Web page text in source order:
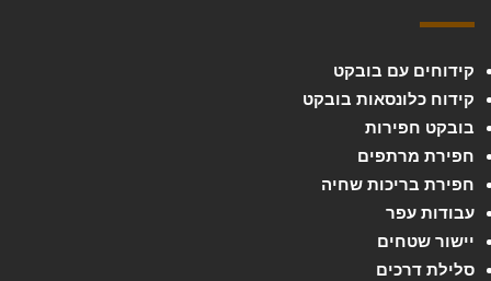
קידוחים עם בובקט
קידוח כלונסאות בובקט
בובקט חפירות
חפירת מרתפים
חפירת בריכות שחיה
עבודות עפר
יישור שטחים
סלילת דרכים